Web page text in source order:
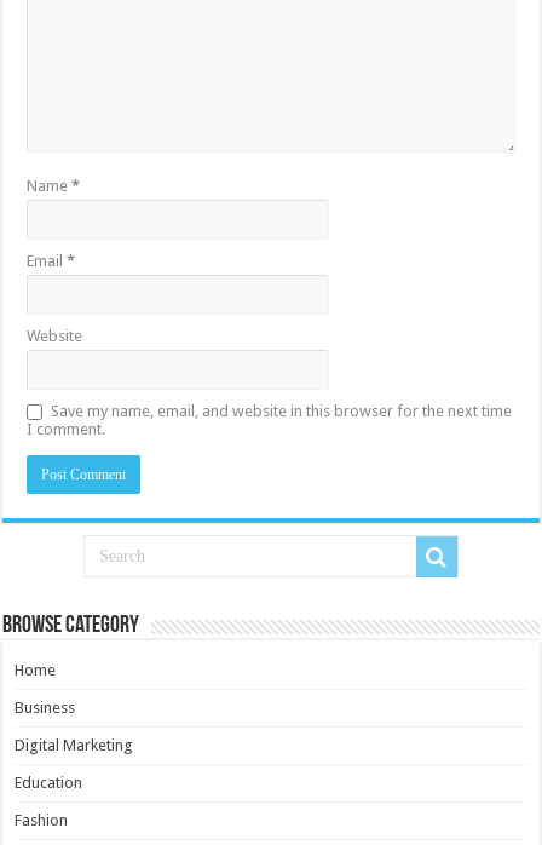
Name*
Email*
Website
Save my name, email, and website in this browser for the next time
I comment.
Browse Category
Home
Business
Digital Marketing
Education
Fashion